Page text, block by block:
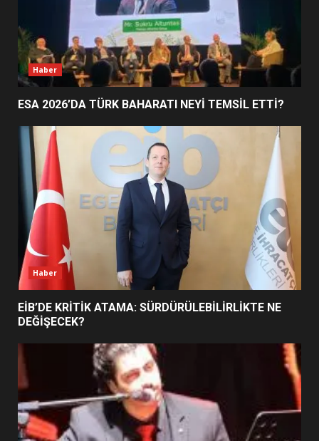
4
EDREMİT’İN GURURU TÜRKİYE
FİNALİNDE NE BAŞARDI?
5
UZATILDI: NE DEĞİŞTİ?
6
BURHANİYE SATRANÇ
TURNUVASI KAYITLARI NEYİ
DEĞİŞTİRİYOR?
BURHANİYE BELEDİYESPOR’DA
YENİ YÖNETİM NASIL
Haber
ESA 2026’DA TÜRK BAHARATI NEYİ TEMSİL ETTİ?
Haber
EİB’DE KRİTİK ATAMA: SÜRDÜRÜLEBİLİRLİKTE NE
DEĞİŞECEK?